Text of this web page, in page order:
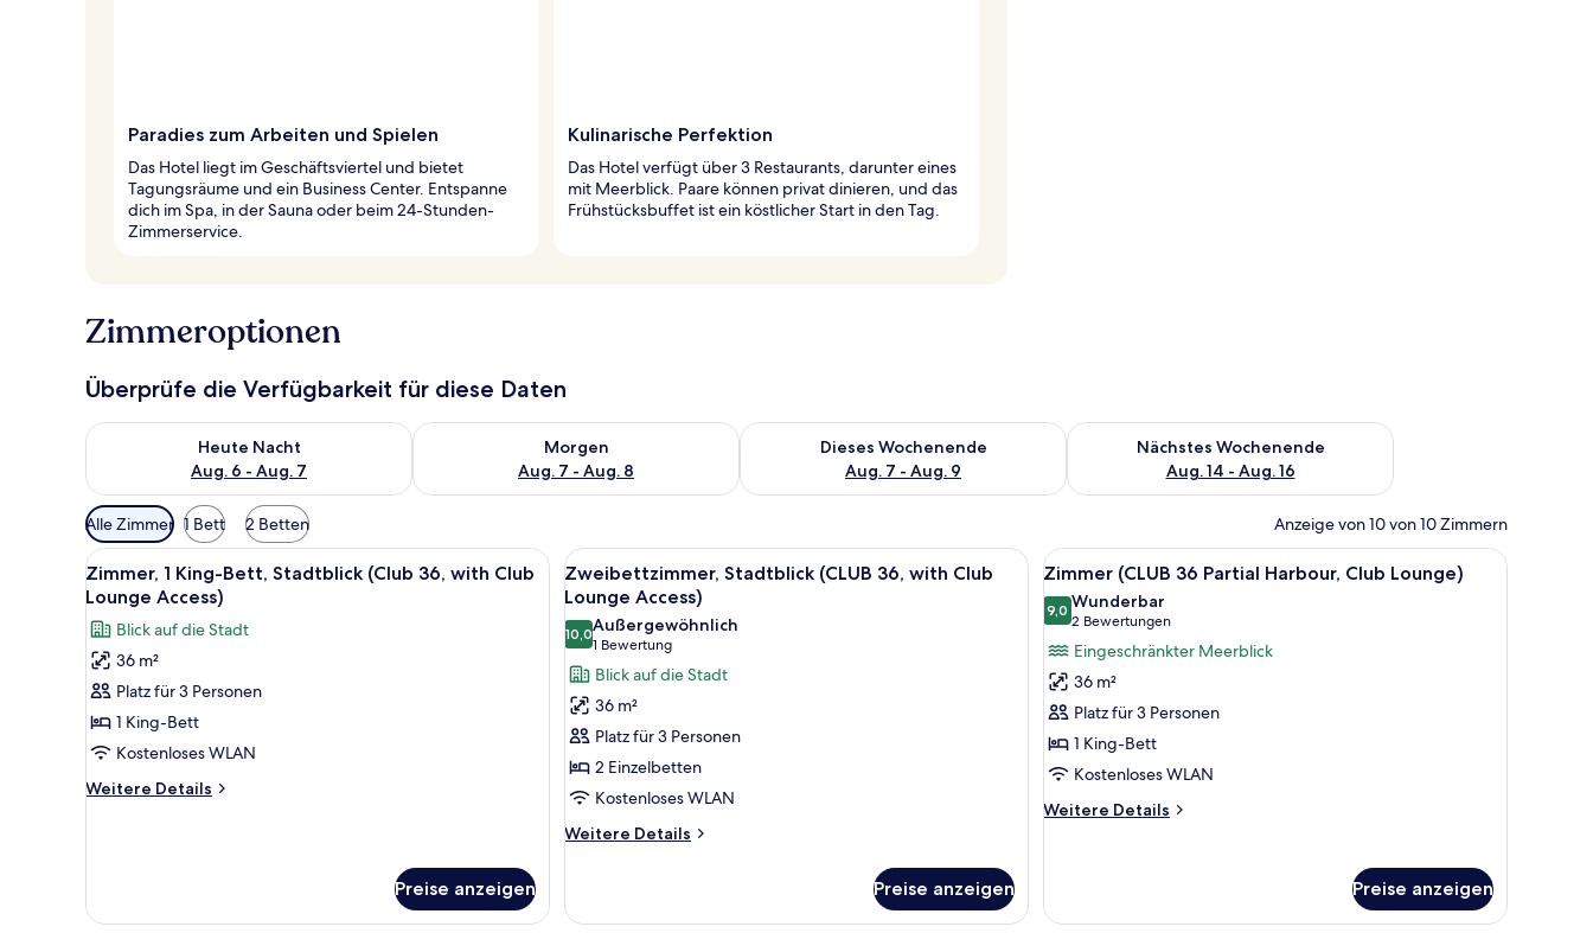
Paradies zum Arbeiten und Spielen
Das Hotel liegt im Geschäftsviertel und bietet
Tagungsräume und ein Business Center. Entspanne
dich im Spa, in der Sauna oder beim 24-Stunden-
Zimmerservice.
Kulinarische Perfektion
Das Hotel verfügt über 3 Restaurants, darunter eines
mit Meerblick. Paare können privat dinieren, und das
Frühstücksbuffet ist ein köstlicher Start in den Tag.
Zimmeroptionen
Überprüfe die Verfügbarkeit für diese Daten
Heute Nacht
Aug. 6 - Aug. 7
Überprüfe die Verfügbarkeit für heute Nacht, Aug. 6 - Aug. 7.
Morgen
Aug. 7 - Aug. 8
Überprüfe die Verfügbarkeit für morgen, Aug. 7 - Aug. 8.
Dieses Wochenende
Aug. 7 - Aug. 9
Überprüfe die Verfügbarkeit für dieses Wochenende, Aug. 7 - Aug. 9.
Nächstes Wochenende
Aug. 14 - Aug. 16
Überprüfe die Verfügbarkeit für nächstes Wochenende, Aug.
Verfügbare
Filter
für
Zimmer
Alle Zimmer 1 Bett 2 Betten Anzeige von 10 von 10 Zimmern
Alle
Fotos
für
Zimmer,
1 King-
Bett,
Stadtblick
(Club
36,
with
anzeigen
Hochwertige Bettwaren, Daunenbettdecken, kostenlose Minibar, Zimmersafe
6
Zimmer, 1 King-Bett, Stadtblick (Club 36, with Club
Lounge Access)
Blick auf die Stadt
36 m²
Platz für 3 Personen
1 King-Bett
Kostenloses WLAN
Weitere Details
Weitere
Stadtblick
Preise anzeigen
Alle
Fotos
für
Zweibettzimmer,
Stadtblick
(CLUB
36,
with
Club
Lounge
Access)
Ein Hotelzimmer mit zwei Betten, einem Schreibtisch und einem großen Fenster mit Blick auf die Stadt.
7
Zweibettzimmer, Stadtblick (CLUB 36, with Club
Lounge Access)
10,010,0 von 10
Außergewöhnlich
1 Bewertung
(1
Bewertung)
Blick auf die Stadt
36 m²
Platz für 3 Personen
2 Einzelbetten
Kostenloses WLAN
Weitere Details
Weitere
Stadtblick
Preise anzeigen
Alle
Fotos
für
Zimmer
(CLUB
36
Partial
Harbour,
Club
Lounge)
Ein modernes Hotelzimmer mit einem
6
Zimmer (CLUB 36 Partial Harbour, Club Lounge)
9,09,0 von 10
Wunderbar
2 Bewertungen
(2
Bewertungen)
Eingeschränkter Meerblick
36 m²
Platz für 3 Personen
1 King-Bett
Kostenloses WLAN
Weitere Details
Weitere
36
Preise anzeigen